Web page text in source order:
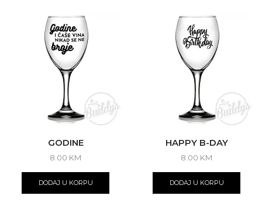
GODINE
8.00 KM
DODAJ U KORPU
HAPPY B-DAY
8.00 KM
DODAJ U KORPU